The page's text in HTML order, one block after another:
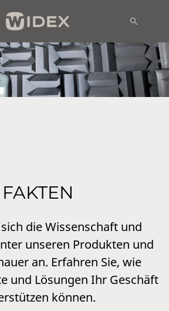
FAKTEN
die Wissenschaft und
unseren Produkten und
an. Erfahren Sie, wie
und Lösungen Ihr Geschäft
können.